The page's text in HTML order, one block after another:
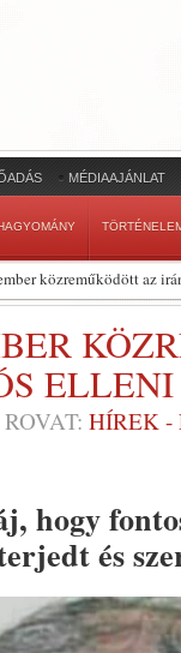
MÉDIAAJÁNLAT
közreműködött az
ROVAT: HÍREK -
hogy
és